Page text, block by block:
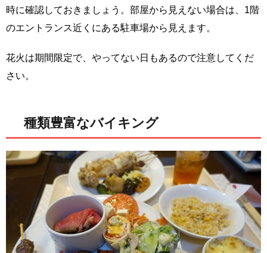
時に確認しておきましょう。部屋から見えない場合は、1階
のエントランス近くにある駐車場から見えます。
花火は期間限定で、やってない日もあるので注意してくだ
さい。
種類豊富なバイキング